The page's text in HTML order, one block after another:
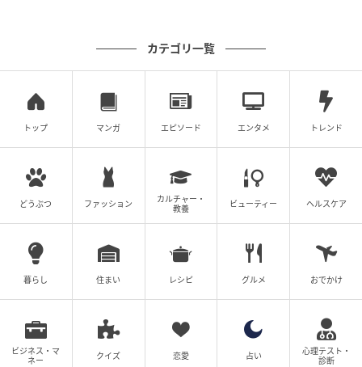
1枚で着映える！ボウタイブラウス
カテゴリ一覧
トップ マンガ エピソード エンタメ トレンド
どうぶつ ファッション
カルチャー・
教養
ビューティー ヘルスケア
暮らし 住まい レシピ グルメ おでかけ
ビジネス・マ
ネー
クイズ 恋愛 占い
心理テスト・
診断